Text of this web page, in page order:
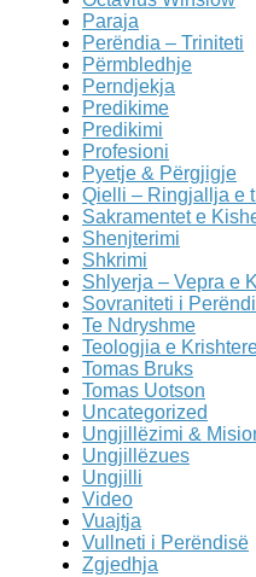
Paraja
Perëndia – Triniteti
Përmbledhje
Perndjekja
Predikime
Predikimi
Profesioni
Pyetje & Përgjigje
Qielli – Ringjallja e
Sakramentet e
Shenjterimi
Shkrimi
Shlyerja – Vepra e
Sovraniteti i
Te Ndryshme
Teologjia e
Tomas Bruks
Tomas Uotson
Uncategorized
Ungjillëzimi &
Ungjillëzues
Ungjilli
Video
Vuajtja
Vullneti i Perëndisë
Zgjedhja